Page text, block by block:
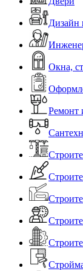
Дизайн
Окна,
Ремонт